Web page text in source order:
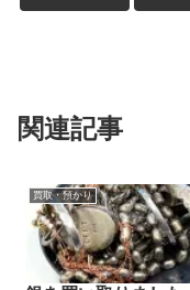
関連記事
買取・預かり